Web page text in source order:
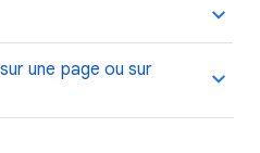
une page ou sur